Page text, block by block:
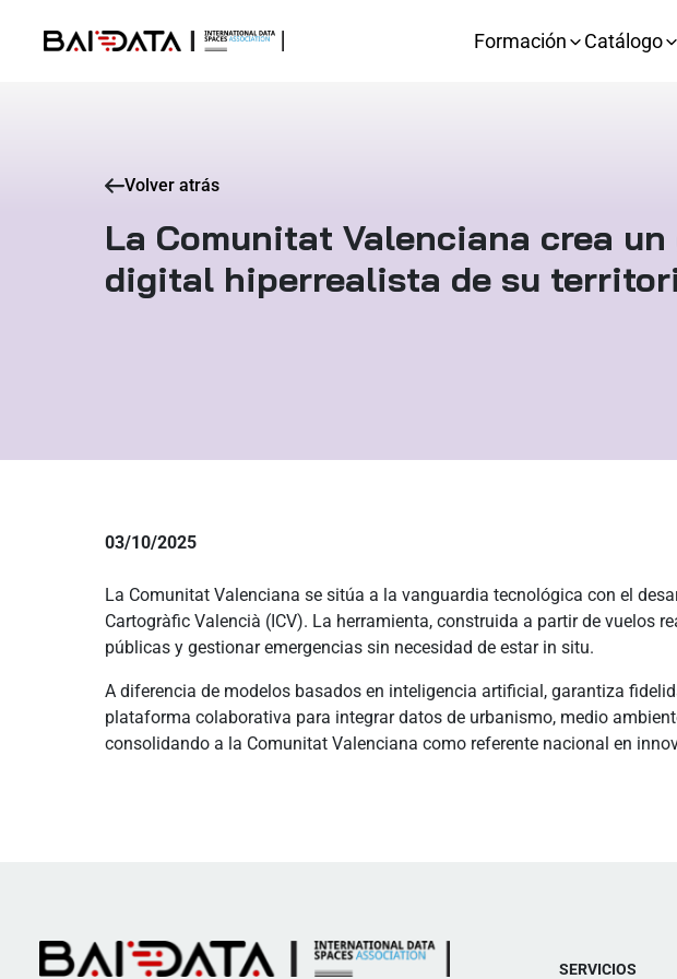
Formación Catálogo
Volver atrás
La Comunitat Valenciana crea un
digital hiperrealista de su
03/10/2025
La Comunitat Valenciana se sitúa a la vanguardia tecnológica con el
Cartogràfic Valencià (ICV). La herramienta, construida a partir de vuelos
públicas y gestionar emergencias sin necesidad de estar in situ.
A diferencia de modelos basados en inteligencia artificial, garantiza
plataforma colaborativa para integrar datos de urbanismo, medio
consolidando a la Comunitat Valenciana como referente nacional en
SERVICIOS